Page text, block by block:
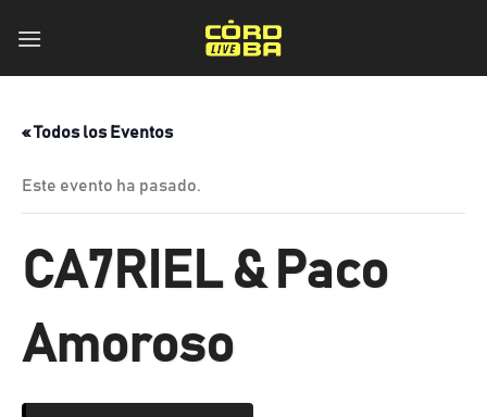
« Todos los Eventos
Este evento ha pasado.
CA7RIEL & Paco
Amoroso